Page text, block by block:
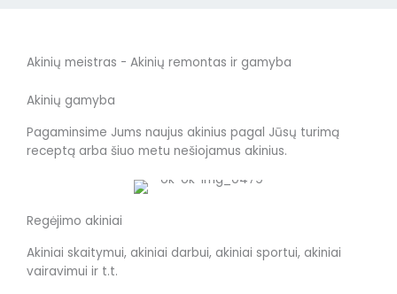
Akinių meistras - Akinių remontas ir gamyba
Akinių gamyba
Pagaminsime Jums naujus akinius pagal Jūsų turimą
receptą arba šiuo metu nešiojamus akinius.
Regėjimo akiniai
Akiniai skaitymui, akiniai darbui, akiniai sportui, akiniai
vairavimui ir t.t.